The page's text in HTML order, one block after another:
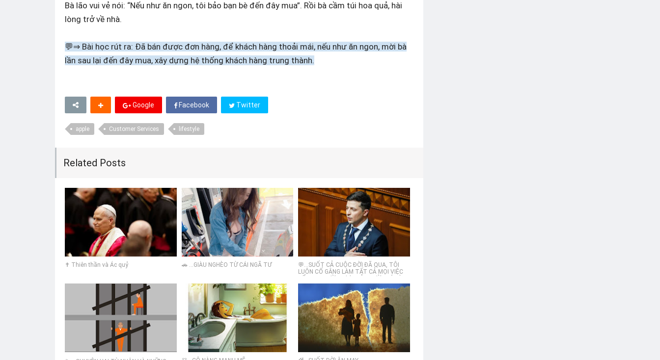
Bà lão vui vẻ nói: “Nếu như ăn ngon, tôi bảo bạn bè đến đây mua”. Rồi bà cầm túi hoa quả, hài
lòng trở về nhà.
💬⇒ Bài học rút ra: Đã bán được đơn hàng, để khách hàng thoải mái, nếu như ăn ngon, mời bà
lần sau lại đến đây mua, xây dựng hệ thống khách hàng trung thành.
Google Facebook Twitter
apple Customer Services lifestyle
Related Posts
✝️ Thiên thần và Ác quỷ 🚗 ...GIÀU NGHÈO TỪ CÁI NGÃ TƯ
💬...SUỐT CẢ CUỘC ĐỜI ĐÃ QUA, TÔI
LUÔN CỐ GẮNG LÀM TẤT CẢ MỌI VIỆC
SỨ MỆNH CỦA TÔI. CÒN BÂY GIỜ TÔI
SẼ LẠI CỐ GẰNG LÀM TẤT CẢ ĐỂ ÍT
NHẤT NGƯỜI DÂN UKRAINE KHÔNG
PHẢI KHÓC!